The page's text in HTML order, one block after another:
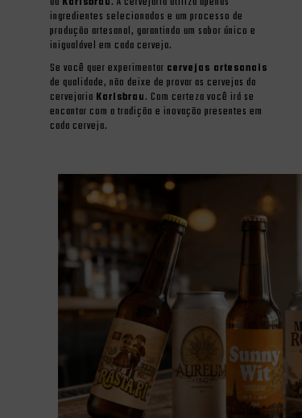
ingredientes selecionados e um processo de
produção artesanal, garantindo um sabor único e
inigualável em cada cerveja.
Se você quer experimentar cervejas artesanais
de qualidade, não deixe de provar as cervejas da
cervejaria Karlsbrau. Com certeza você irá se
encantar com a tradição e inovação presentes em
cada cerveja.